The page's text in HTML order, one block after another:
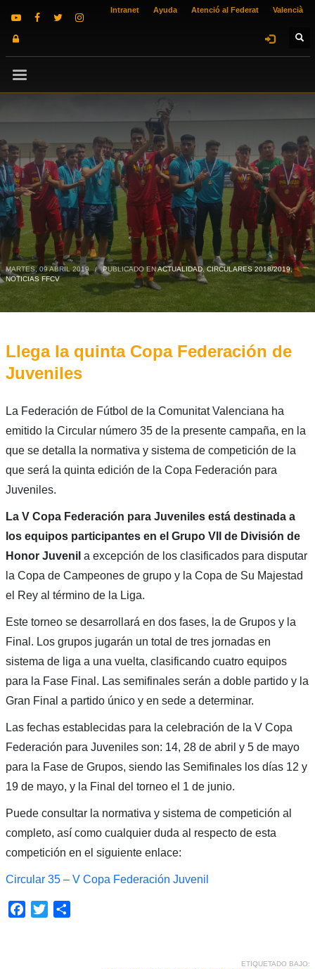
Intranet Ayuda Atenció al Federat Valencià
MARTES, 09 ABRIL 2019 / PUBLICADO ENACTUALIDAD,CIRCULARES 2018/2019,
NOTICIAS FFCV
Llega la quinta Copa Federación de
Juveniles
La Federación de Fútbol de la Comunitat Valenciana ha
emitido la Circular número 35 de la presente campaña, en la
que se detalla la normativa y sistema de competición de la
que será la quinta edición de la Copa Federación para
Juveniles.
La V Copa Federación para Juveniles está destinada a
los equipos participantes en el Grupo VII de División de
Honor Juvenil a excepción de los clasificados para disputar
la Copa de Campeones de grupo y la Copa de Su Majestad
el Rey al término de la Liga.
Este torneo se desarrollará en dos fases, la de Grupos y la
Final. Los grupos jugarán un total de tres jornadas en
sistema de liga a una vuelta, clasificando cuatro equipos
para la Fase Final. Las semifinales serán a doble partido y la
Gran Final a partido único y en sede a determinar.
Las fechas establecidas para la celebración de la V Copa
Federación para Juveniles son: 14, 28 de abril y 5 de mayo
para la Fase de Grupos, siendo las Semifinales los días 12 y
19 de mayo, y la Final del torneo el 1 de junio.
Puede consultar la normativa y sistema de competición al
completo, así como cualquier duda al respecto de esta
competición en el siguiente enlace:
Circular 35 – V Copa Federación Juvenil
Facebook
Twitter
ETIQUETADO BAJO: